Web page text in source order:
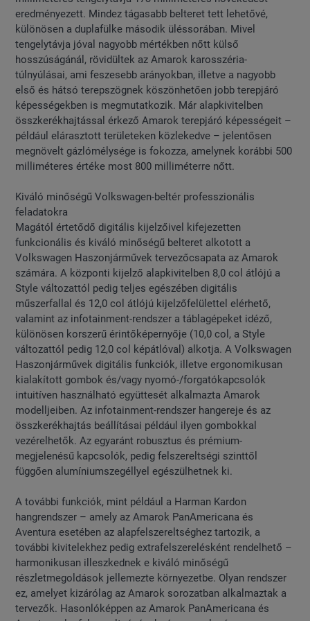
eredményezett. Mindez tágasabb belteret tett lehetővé,
különösen a duplafülke második üléssorában. Mivel
tengelytávja jóval nagyobb mértékben nőtt külső
hosszúságánál, rövidültek az Amarok karosszéria-
túlnyúlásai, ami feszesebb arányokban, illetve a nagyobb
első és hátsó terepszögnek köszönhetően jobb terepjáró
képességekben is megmutatkozik. Már alapkivitelben
összkerékhajtással érkező Amarok terepjáró képességeit –
például elárasztott területeken közlekedve – jelentősen
megnövelt gázlómélysége is fokozza, amelynek korábbi 500
milliméteres értéke most 800 milliméterre nőtt.
Kiváló minőségű Volkswagen-beltér professzionális
feladatokra
Magától értetődő digitális kijelzőivel kifejezetten
funkcionális és kiváló minőségű belteret alkotott a
Volkswagen Haszonjárművek tervezőcsapata az Amarok
számára. A központi kijelző alapkivitelben 8,0 col átlójú a
Style változattól pedig teljes egészében digitális
műszerfallal és 12,0 col átlójú kijelzőfelülettel elérhető,
valamint az infotainment-rendszer a táblagépeket idéző,
különösen korszerű érintőképernyője (10,0 col, a Style
változattól pedig 12,0 col képátlóval) alkotja. A Volkswagen
Haszonjárművek digitális funkciók, illetve ergonomikusan
kialakított gombok és/vagy nyomó-/forgatókapcsolók
intuitíven használható együttesét alkalmazta Amarok
modelljeiben. Az infotainment-rendszer hangereje és az
összkerékhajtás beállításai például ilyen gombokkal
vezérelhetők. Az egyaránt robusztus és prémium-
megjelenésű kapcsolók, pedig felszereltségi szinttől
függően alumíniumszegéllyel egészülhetnek ki.
A további funkciók, mint például a Harman Kardon
hangrendszer – amely az Amarok PanAmericana és
Aventura esetében az alapfelszereltséghez tartozik, a
további kivitelekhez pedig extrafelszerelésként rendelhető –
harmonikusan illeszkednek e kiváló minőségű
részletmegoldások jellemezte környezetbe. Olyan rendszer
ez, amelyet kizárólag az Amarok sorozatban alkalmaztak a
tervezők. Hasonlóképpen az Amarok PanAmericana és